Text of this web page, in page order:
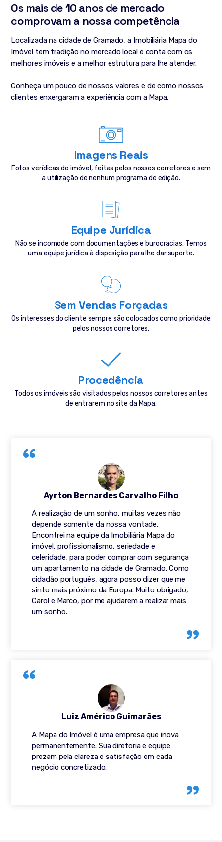
Os mais de 10 anos de mercado
comprovam a nossa competência
Localizada na cidade de Gramado, a Imobiliária Mapa do
Imóvel tem tradição no mercado local e conta com os
melhores imóveis e a melhor estrutura para lhe atender.
Conheça um pouco de nossos valores e de como nossos
clientes enxergaram a experiência com a Mapa.
Imagens Reais
Fotos verídicas do imóvel, feitas pelos nossos corretores e sem
a utilização de nenhum programa de edição.
Equipe Jurídica
Não se incomode com documentações e burocracias. Temos
uma equipe jurídica à disposição para lhe dar suporte.
Sem Vendas Forçadas
Os interesses do cliente sempre são colocados como prioridade
pelos nossos corretores.
Procedência
Todos os imóveis são visitados pelos nossos corretores antes
de entrarem no site da Mapa.
A realização de um sonho, muitas vezes não
depende somente da nossa vontade.
Encontrei na equipe da Imobiliária Mapa do
imóvel, profissionalismo, seriedade e
celeridade, para poder comprar com segurança
um apartamento na cidade de Gramado. Como
cidadão português, agora posso dizer que me
sinto mais próximo da Europa. Muito obrigado,
Carol e Marco, por me ajudarem a realizar mais
um sonho.
Ayrton Bernardes Carvalho Filho
A Mapa do Imóvel é uma empresa que inova
permanentemente. Sua diretoria e equipe
prezam pela clareza e satisfação em cada
negócio concretizado.
Luiz Américo Guimarães